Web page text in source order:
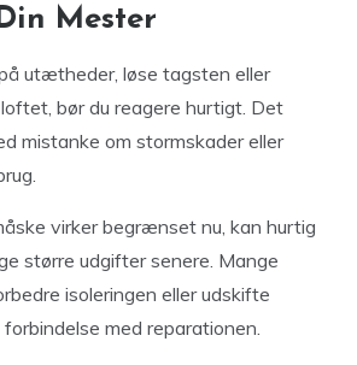
Mester
utætheder, løse tagsten eller
bør du reagere hurtigt. Det
mistanke om stormskader eller
virker begrænset nu, kan hurtig
større udgifter senere. Mange
isoleringen eller udskifte
med reparationen.